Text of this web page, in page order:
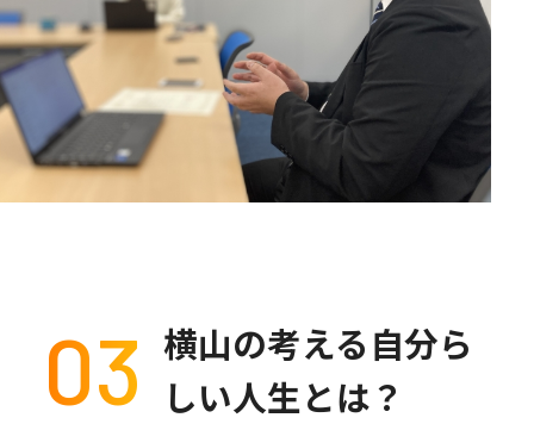
03 横山の考える自分ら
しい人生とは？